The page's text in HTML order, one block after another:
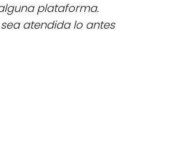
plataforma.
atendida lo antes